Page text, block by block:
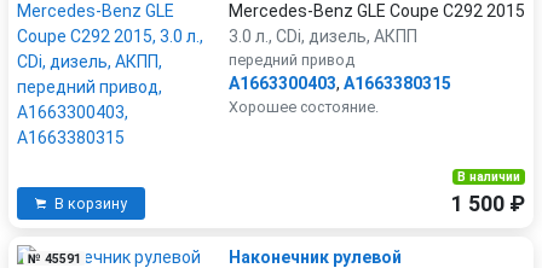
Mercedes-Benz GLE Coupe C292 2015
3.0 л., CDi, дизель, АКПП
передний привод
A1663300403, A1663380315
Хорошее состояние.
В корзину
В наличии
1 500 ₽
№ 45591
Наконечник рулевой